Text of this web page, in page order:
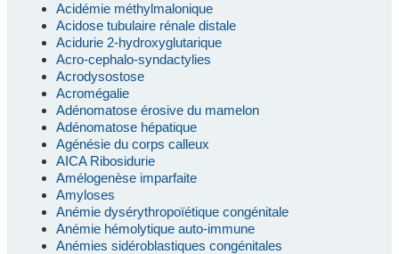
Acidémie méthylmalonique
Acidose tubulaire rénale distale
Acidurie 2-hydroxyglutarique
Acro-cephalo-syndactylies
Acrodysostose
Acromégalie
Adénomatose érosive du mamelon
Adénomatose hépatique
Agénésie du corps calleux
AICA Ribosidurie
Amélogenèse imparfaite
Amyloses
Anémie dysérythropoïétique congénitale
Anémie hémolytique auto-immune
Anémies sidéroblastiques congénitales